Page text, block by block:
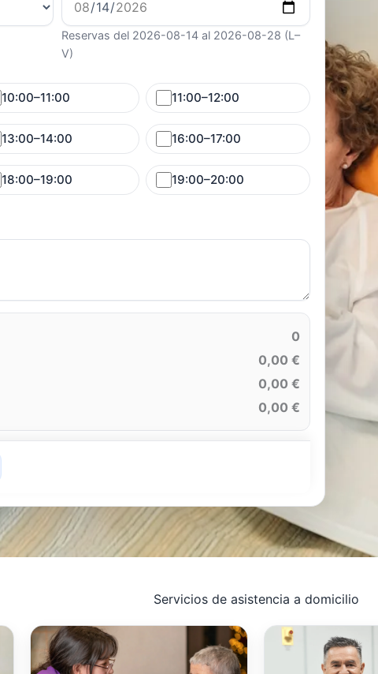
Reservas del 2026-08-14 al 2026-08-28 (L–
V)
10:00–11:00 11:00–12:00
13:00–14:00 16:00–17:00
18:00–19:00 19:00–20:00
0
0,00 €
0,00 €
0,00 €
Servicios de asistencia a domicilio